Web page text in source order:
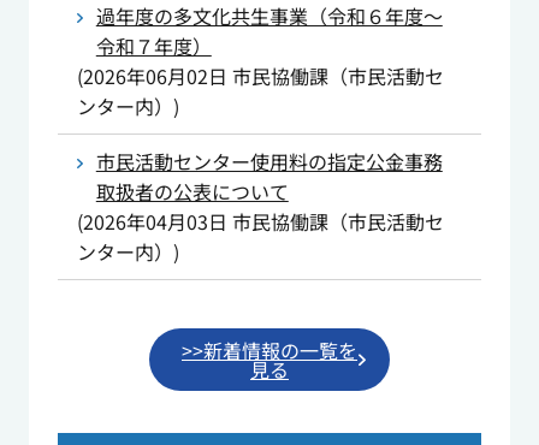
過年度の多文化共生事業（令和６年度～
令和７年度）
(2026年06月02日 市民協働課（市民活動セ
ンター内） )
市民活動センター使用料の指定公金事務
取扱者の公表について
(2026年04月03日 市民協働課（市民活動セ
ンター内） )
>>新着情報の一覧を
見る